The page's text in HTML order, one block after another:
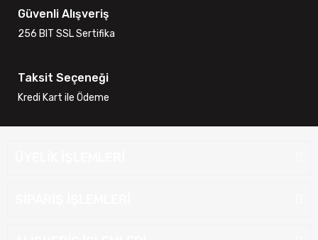
Güvenli Alışveriş
256 BIT SSL Sertifika
Taksit Seçeneği
Kredi Kart ile Ödeme